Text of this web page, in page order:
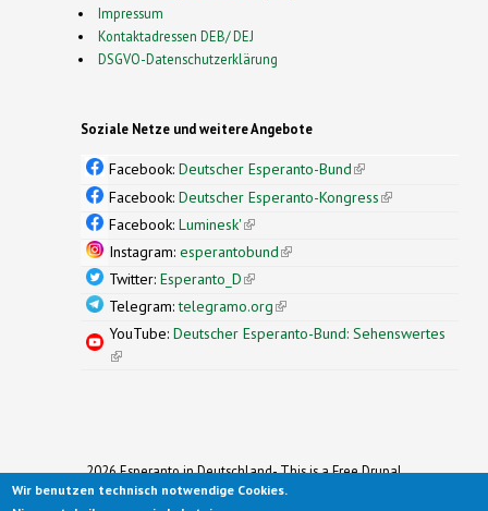
Impressum
Kontaktadressen DEB/ DEJ
DSGVO-Datenschutzerklärung
Soziale Netze und weitere Angebote
Facebook: Deutscher Esperanto-Bund(link is
external)
Facebook: Deutscher Esperanto-Kongress(link is
Facebook: Luminesk'(link is external)
Instagram: esperantobund(link is external)
Twitter: Esperanto_D(link is external)
Telegram:telegramo.org(link is external)
YouTube: Deutscher Esperanto-Bund: Sehenswertes
(link is external)
2026 Esperanto in Deutschland- This is a Free Drupal
Theme
Wir benutzen technisch notwendige Cookies.